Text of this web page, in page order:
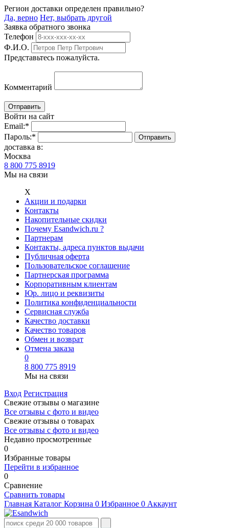
Регион доставки определен правильно?
Да, верно Нет, выбрать другой
Заявка обратного звонка
Телефон
Ф.И.О.
Представьтесь пожалуйста.
Комментарий
Войти на сайт
Email:*
Пароль:*
доставка в:
Москва
8 800 775 8919
Мы на связи
Х
Акции и подарки
Контакты
Накопительные скидки
Почему Esandwich.ru ?
Партнерам
Контакты, адреса пунктов выдачи
Публичная оферта
Пользовательское соглашение
Партнерская программа
Корпоративным клиентам
Юр. лицо и реквизиты
Политика конфиденциальности
Сервисная служба
Качество доставки
Качество товаров
Обмен и возврат
Отмена заказа
0
8 800 775 8919
Мы на связи
Вход Регистрация
Свежие отзывы о магазине
Все отзывы с фото и видео
Свежие отзывы о товарах
Все отзывы c фото и видео
Недавно просмотренные
0
Избранные товары
Перейти в избранное
0
Сравнение
Сравнить товары
Главная Каталог Корзина 0 Избранное 0 Аккаунт